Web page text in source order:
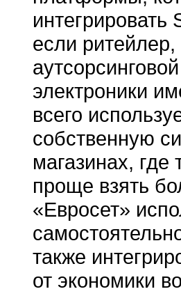
если
электроники
всего
собственную
магазинах, где
проще взять
«Евросет»
также
от экономики